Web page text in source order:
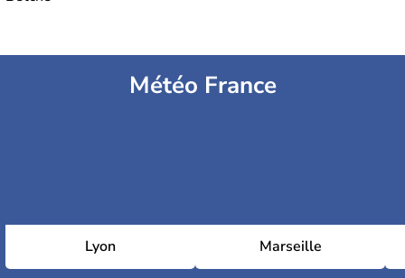
Météo France
Lyon Marseille